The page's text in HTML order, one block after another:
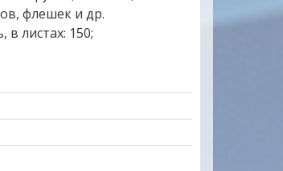
флешек и др.
в листах: 150;